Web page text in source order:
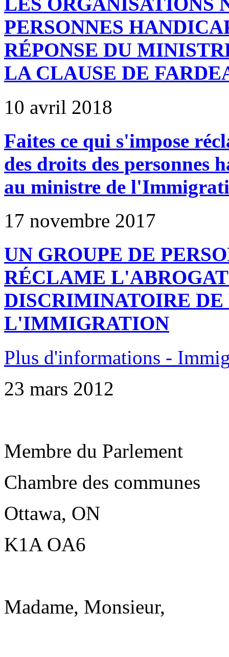
PERSONNES
RÉPONSE DU
LA CLAUSE DE
10 avril 2018
Faites ce qui s'impose
des droits des personnes
au ministre de
17 novembre 2017
UN GROUPE DE
RÉCLAME
DISCRIMINATOIRE
L'IMMIGRATION
Plus d'informations -
23 mars 2012
Membre du Parlement
Chambre des communes
Ottawa, ON
K1A OA6
Madame, Monsieur,